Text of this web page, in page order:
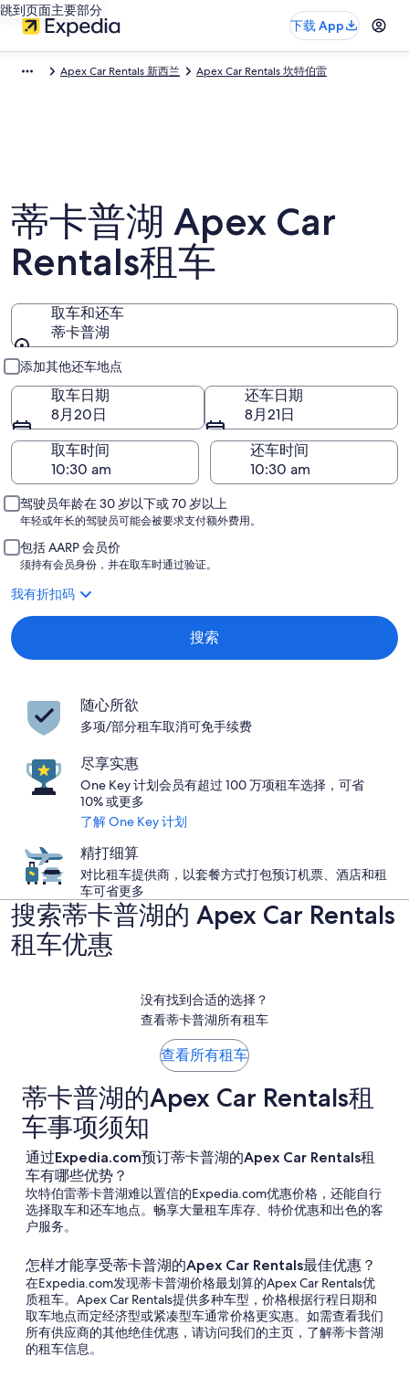
跳到页面主要部分
下载 App
Apex Car Rentals 新西兰 Apex Car Rentals 坎特伯雷
蒂卡普湖 Apex Car
Rentals租车
取车和还车
蒂卡普湖
取车和还车
添加其他还车地点
取车日期
8月20日
还车日期
8月21日
取车时间
还车时间
驾驶员年龄在 30 岁以下或 70 岁以上
年轻或年长的驾驶员可能会被要求支付额外费用。
包括 AARP 会员价
须持有会员身份，并在取车时通过验证。
我有折扣码
搜索
随心所欲
多项/部分租车取消可免手续费
尽享实惠
One Key 计划会员有超过 100 万项租车选择，可省
10% 或更多
了解 One Key 计划
精打细算
对比租车提供商，以套餐方式打包预订机票、酒店和租
车可省更多
搜索蒂卡普湖的 Apex Car Rentals
租车优惠
没有找到合适的选择？
查看蒂卡普湖所有租车
查看所有租车
蒂卡普湖的Apex Car Rentals租
车事项须知
通过Expedia.com预订蒂卡普湖的Apex Car Rentals租
车有哪些优势？
坎特伯雷蒂卡普湖难以置信的Expedia.com优惠价格，还能自行
选择取车和还车地点。畅享大量租车库存、特价优惠和出色的客
户服务。
怎样才能享受蒂卡普湖的Apex Car Rentals最佳优惠？
在Expedia.com发现蒂卡普湖价格最划算的Apex Car Rentals优
质租车。Apex Car Rentals提供多种车型，价格根据行程日期和
取车地点而定经济型或紧凑型车通常价格更实惠。如需查看我们
所有供应商的其他绝佳优惠，请访问我们的主页，了解蒂卡普湖
的租车信息。